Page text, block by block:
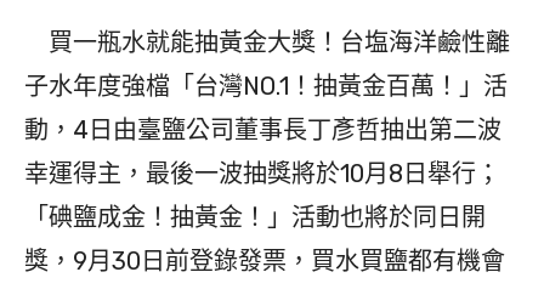
買一瓶水就能抽黃金大獎！台塩海洋鹼性離
子水年度強檔「台灣NO.1！抽黃金百萬！」活
動，4日由臺鹽公司董事長丁彥哲抽出第二波
幸運得主，最後一波抽獎將於10月8日舉行；
「碘鹽成金！抽黃金！」活動也將於同日開
獎，9月30日前登錄發票，買水買鹽都有機會